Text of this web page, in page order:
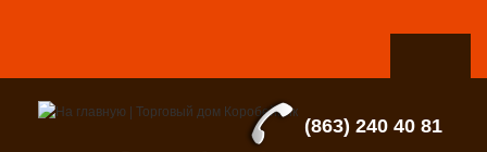
(863) 240 40 81